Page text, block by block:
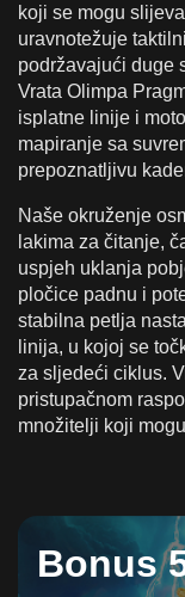
koji se mogu
uravnotežuje
podržavajući duge
Vrata Olimpa
isplatne linije i
mapiranje sa
prepoznatljivu
Naše okruženje
lakima za čitanje,
uspjeh uklanja
pločice padnu i
stabilna petlja
linija, u kojoj se
za sljedeći ciklus.
pristupačnom
množitelji koji
Bonus